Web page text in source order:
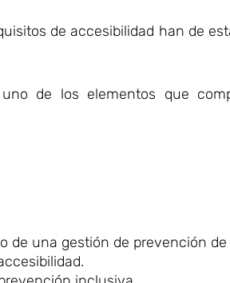
de accesibilidad han de
de los elementos que
de una gestión de prevención